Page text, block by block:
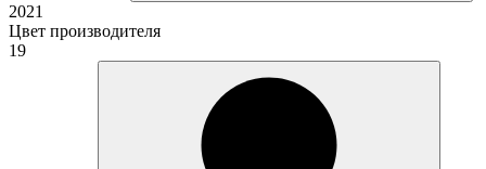
2021
Цвет производителя
19